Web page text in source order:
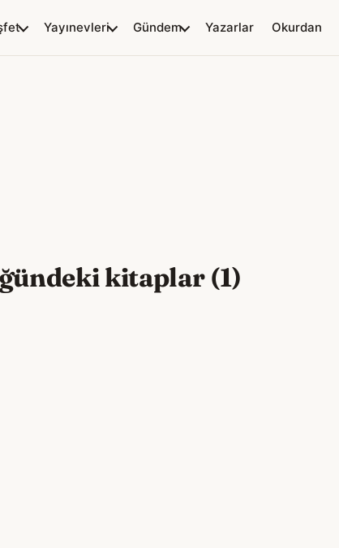
Yayınevleri Gündem Yazarlar Okurdan
kitaplar (1)